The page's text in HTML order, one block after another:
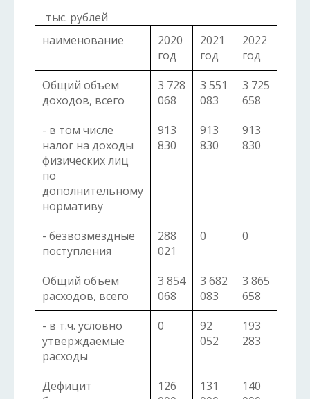
тыс. рублей
наименование
2020
год
2021
год
2022
год
Общий объем
доходов, всего
3 728
068
3 551
083
3 725
658
- в том числе
налог на доходы
физических лиц
по
дополнительному
нормативу
913
830
913
830
913
830
- безвозмездные
поступления
288
021
0 0
Общий объем
расходов, всего
3 854
068
3 682
083
3 865
658
- в т.ч. условно
утверждаемые
расходы
0
92
052
193
283
Дефицит
126
131
140